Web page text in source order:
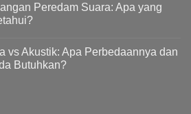
Peredam Suara: Apa yang
vs Akustik: Apa Perbedaannya dan
Butuhkan?